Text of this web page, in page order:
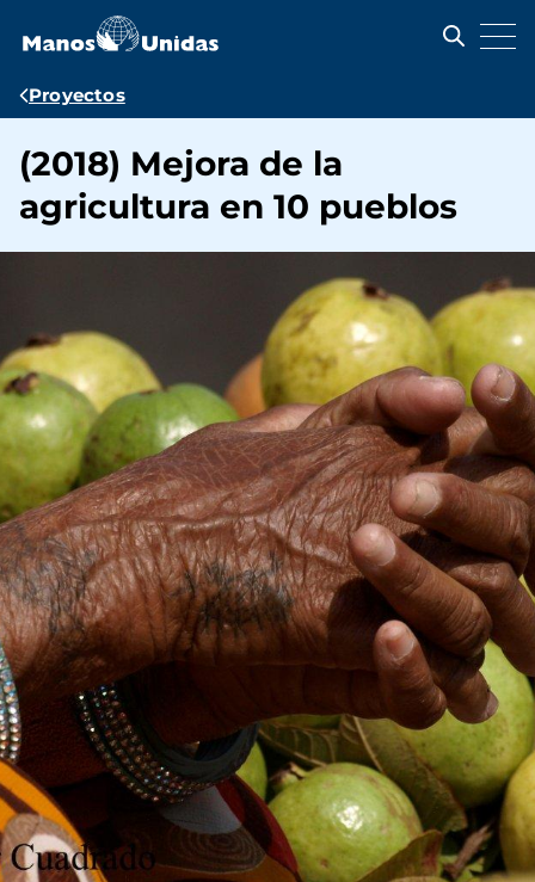
contenido
Ruta
navegación
Proyectos
(2018) Mejora de la
agricultura en 10 pueblos